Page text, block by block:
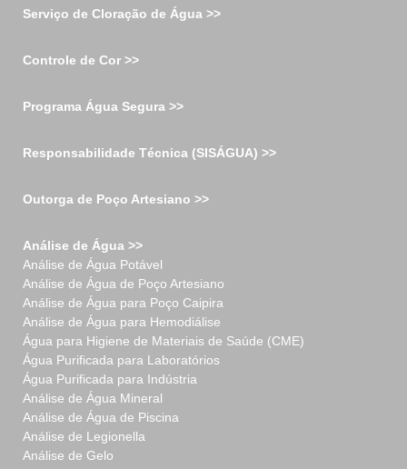
Serviço de Cloração de Água >>
Controle de Cor >>
Programa Água Segura >>
Responsabilidade Técnica (SISÁGUA) >>
Outorga de Poço Artesiano >>
Análise de Água >>
Análise de Água Potável
Análise de Água de Poço Artesiano
Análise de Água para Poço Caipira
Análise de Água para Hemodiálise
Água para Higiene de Materiais de Saúde (CME)
Água Purificada para Laboratórios
Água Purificada para Indústria
Análise de Água Mineral
Análise de Água de Piscina
Análise de Legionella
Análise de Gelo